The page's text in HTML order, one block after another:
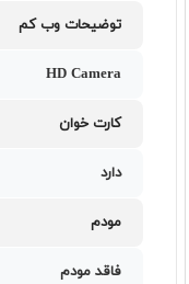
توضیحات وب کم
HD Camera
کارت خوان
دارد
مودم
فاقد مودم